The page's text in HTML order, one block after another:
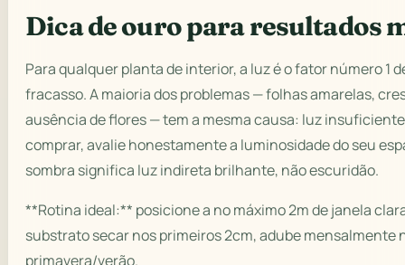
Dica de ouro para resultados
Para qualquer planta de interior, a luz é o fator número 1
fracasso. A maioria dos problemas — folhas amarelas,
ausência de flores — tem a mesma causa: luz
comprar, avalie honestamente a luminosidade do seu
sombra significa luz indireta brilhante, não escuridão.
**Rotina ideal:** posicione a no máximo 2m de janela
substrato secar nos primeiros 2cm, adube mensalmente
primavera/verão.